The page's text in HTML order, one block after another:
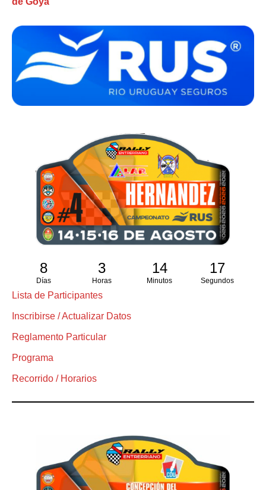
8
Días
3
Horas
14
Minutos
17
Segundos
Lista de Participantes
Inscribirse / Actualizar Datos
Reglamento Particular
Programa
Recorrido / Horarios